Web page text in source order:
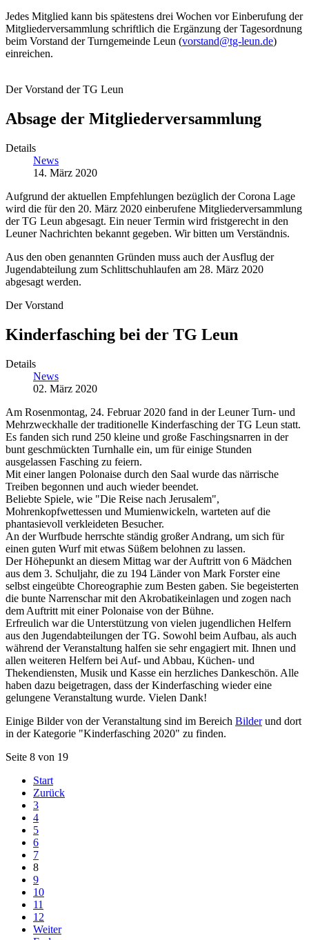
Jedes Mitglied kann bis spätestens drei Wochen vor Einberufung der
Mitgliederversammlung schriftlich die Ergänzung der Tagesordnung
beim Vorstand der Turngemeinde Leun (vorstand@tg-leun.de)
einreichen.
Der Vorstand der TG Leun
Absage der Mitgliederversammlung
Details
News
14. März 2020
Aufgrund der aktuellen Empfehlungen bezüglich der Corona Lage
wird die für den 20. März 2020 einberufene Mitgliederversammlung
der TG Leun abgesagt. Ein neuer Termin wird fristgerecht in den
Leuner Nachrichten bekannt gegeben. Wir bitten um Verständnis.
Aus den oben genannten Gründen muss auch der Ausflug der
Jugendabteilung zum Schlittschuhlaufen am 28. März 2020
abgesagt werden.
Der Vorstand
Kinderfasching bei der TG Leun
Details
News
02. März 2020
Am Rosenmontag, 24. Februar 2020 fand in der Leuner Turn- und
Mehrzweckhalle der traditionelle Kinderfasching der TG Leun statt.
Es fanden sich rund 250 kleine und große Faschingsnarren in der
bunt geschmückten Turnhalle ein, um für einige Stunden
ausgelassen Fasching zu feiern.
Mit einer langen Polonaise durch den Saal wurde das närrische
Treiben begonnen und auch wieder beendet.
Beliebte Spiele, wie "Die Reise nach Jerusalem",
Mohrenkopfwettessen und Mumienwickeln, warteten auf die
phantasievoll verkleideten Besucher.
An der Wurfbude herrschte ständig großer Andrang, um sich für
einen guten Wurf mit etwas Süßem belohnen zu lassen.
Der Höhepunkt an diesem Mittag war der Auftritt von 6 Mädchen
aus dem 3. Schuljahr, die zu 194 Länder von Mark Forster eine
selbst eingeübte Choreographie zum Besten gaben. Sie begeisterten
die bunte Narrenschar mit den Akrobatikeinlagen und zogen nach
dem Auftritt mit einer Polonaise von der Bühne.
Erfreulich war die Unterstützung von vielen jugendlichen Helfern
aus den Jugendabteilungen der TG. Sowohl beim Aufbau, als auch
während der Veranstaltung halfen sie sehr engagiert mit. Ihnen und
allen weiteren Helfern bei Auf- und Abbau, Küchen- und
Thekendiensten, Musik und Kasse ein herzliches Dankeschön. Alle
haben dazu beigetragen, dass der Kinderfasching wieder eine
gelungene Veranstaltung wurde. Vielen Dank!
Einige Bilder von der Veranstaltung sind im Bereich Bilderund dort
in der Kategorie "Kinderfasching 2020" zu finden.
Seite 8 von 19
Start
Zurück
3
4
5
6
7
8
9
10
11
12
Weiter